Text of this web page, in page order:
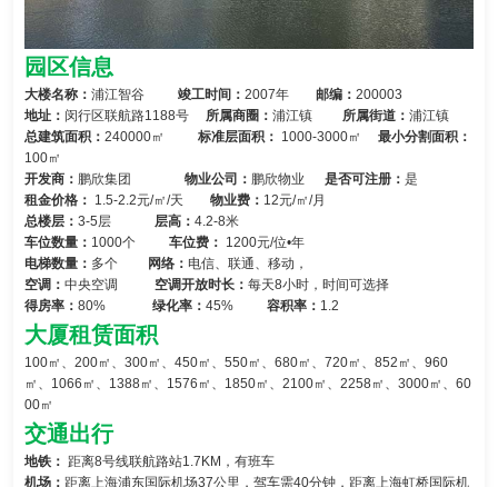
园区信息
大楼名称：浦江智谷竣工时间：2007年 邮编：200003
地址： 闵行区联航路1188号 所属商圈：浦江镇 所属街道：浦江镇
总建筑面积：240000㎡标准层面积： 1000-3000㎡最小分割面积：
100㎡
开发商： 鹏欣集团 物业公司： 鹏欣物业是否可注册：是
租金价格： 1.5-2.2元/㎡/天物业费： 12元/㎡/月
总楼层：3-5层 层高：4.2-8米
车位数量： 1000个车位费： 1200元/位•年
电梯数量： 多个 网络： 电信、联通、移动，
空调：中央空调 空调开放时长：每天8小时，时间可选择
得房率：80%绿化率：45%容积率： 1.2
大厦租赁面积
100㎡、200㎡、300㎡、450㎡、550㎡、680㎡、720㎡、852㎡、960
㎡、1066㎡、1388㎡、1576㎡、1850㎡、2100㎡、2258㎡、3000㎡、60
00㎡
交通出行
地铁： 距离8号线联航路站1.7KM，有班车
机场：距离上海浦东国际机场37公里，驾车需40分钟，距离上海虹桥国际机